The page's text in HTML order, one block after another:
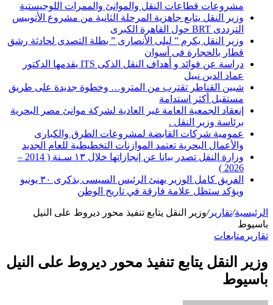
مشروعات قطاعات النقل والموانئ والممرات اللوجيستية
وزير النقل يتابع جاهزية المرحلة الثانية من مشروع الأتوبيس
الترددى BRT حول القاهرة الكبرى
وزير النقل يكرم ” ليلى الأنصارى ” بطلة التصدى لحادثة رشق
قطار بالحجارة فى أسوان
دراسة عن فوائد و أهداف النقل الذكى ITS يقدمها الدكتور
عماد الدين نبيل
شبين القناطر تقترب من المترو… وخطوة جديدة على طريق
مستقبل أكثر استدامة
إنعقاد الجمعية العامة غير العادية لشركة موانئ مصر البحرية
برئاسة وزير النقل .
عمومية شركات القابضة لمشروعات الطرق والكبارى
والأعمال البحرية تعتمد الموازنات التخطيطية للعام الجديد
وزارة النقل تصدر بيانا عن إنجازاتها خلال ١٣ سـنة ( 2014 –
2026 )
الفريق كامل الوزير يهنئ الرئيس السيسى بذكرى ٣٠ يونيو
ويؤكد ستظل علامة فارقة في تاريخ الوطن
الرئيسية/تقارير/وزير النقل يتابع تنفيذ محور ديروط على النيل
باسيوط
تقارير متابعات
وزير النقل يتابع تنفيذ محور ديروط على النيل
باسيوط